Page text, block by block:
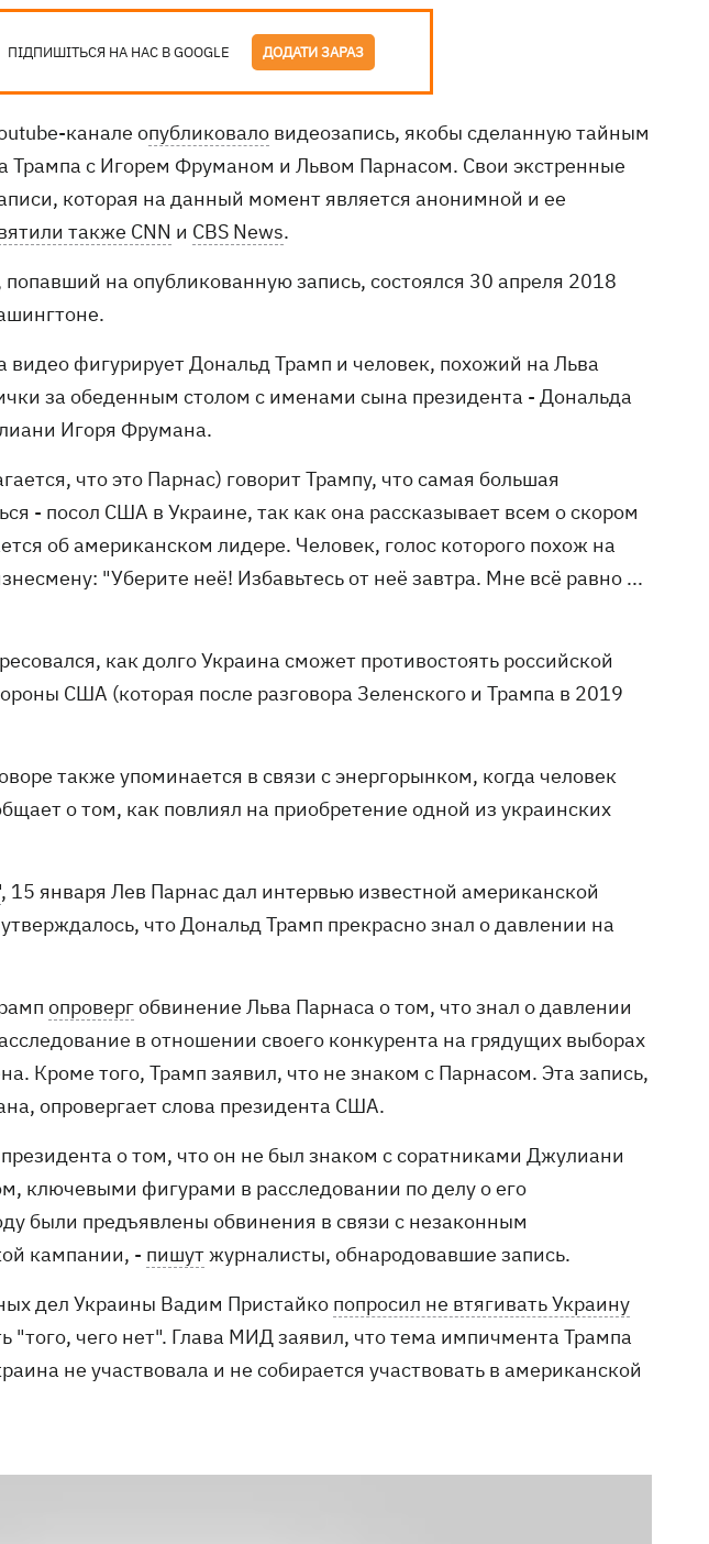
ПІДПИШІТЬСЯ НА НАС В GOOGLE ДОДАТИ ЗАРАЗ
канале опубликовало видеозапись, якобы сделанную тайным
Трампа с Игорем Фруманом и Львом Парнасом. Свои экстренные
которая на данный момент является анонимной и ее
также CNN и CBS News.
на опубликованную запись, состоялся 30 апреля 2018
видео фигурирует Дональд Трамп и человек, похожий на Льва
за обеденным столом с именами сына президента - Дональда
Игоря Фрумана.
что это Парнас) говорит Трампу, что самая большая
- посол США в Украине, так как она рассказывает всем о скором
об американском лидере. Человек, голос которого похож на
"Уберите неё! Избавьтесь от неё завтра. Мне всё равно ...
как долго Украина сможет противостоять российской
США (которая после разговора Зеленского и Трампа в 2019
также упоминается в связи с энергорынком, когда человек
о том, как повлиял на приобретение одной из украинских
, 15 января Лев Парнас дал интервью известной американской
что Дональд Трамп прекрасно знал о давлении на
опровергобвинение Льва Парнаса о том, что знал о давлении
в отношении своего конкурента на грядущих выборах
Кроме того, Трамп заявил, что не знаком с Парнасом. Эта запись,
опровергает слова президента США.
о том, что он не был знаком с соратниками Джулиани
ключевыми фигурами в расследовании по делу о его
были предъявлены обвинения в связи с незаконным
кампании, - пишутжурналисты, обнародовавшие запись.
дел Украины Вадим Пристайко попросил не втягивать Украину
"того, чего нет". Глава МИД заявил, что тема импичмента Трампа
не участвовала и не собирается участвовать в американской